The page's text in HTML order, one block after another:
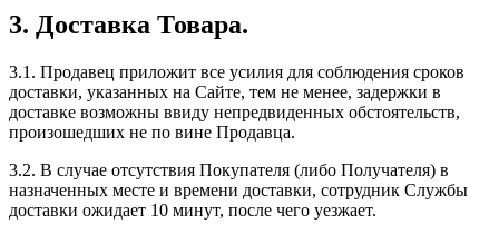
3. Доставка Товара.
3.1. Продавец приложит все усилия для соблюдения сроков
доставки, указанных на Сайте, тем не менее, задержки в
доставке возможны ввиду непредвиденных обстоятельств,
произошедших не по вине Продавца.
3.2. В случае отсутствия Покупателя (либо Получателя) в
назначенных месте и времени доставки, сотрудник Службы
доставки ожидает 10 минут, после чего уезжает.